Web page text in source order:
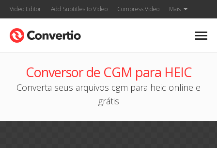
Video Editor Add Subtitles to Video Compress Video Mais
Conversor de CGM para HEIC
Converta seus arquivos cgm para heic online e
grátis